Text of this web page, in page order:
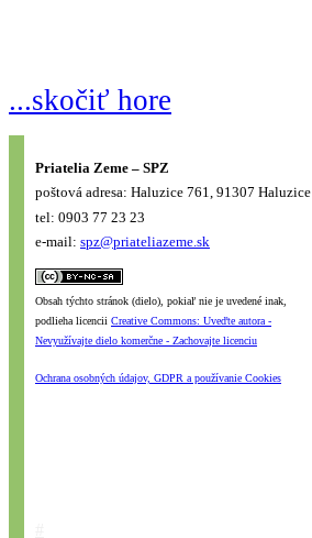
...skočiť hore
Priatelia Zeme – SPZ
poštová adresa: Haluzice 761, 91307 Haluzice
tel: 0903 77 23 23
e-mail: spz@priateliazeme.sk
Obsah týchto stránok (dielo), pokiaľ nie je uvedené inak,
podlieha licencii Creative Commons: Uveďte autora -
Nevyužívajte dielo komerčne - Zachovajte licenciu
Ochrana osobných údajov, GDPR a používanie Cookies